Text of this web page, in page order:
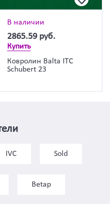
В наличии
2865.59 руб.
Купить
Ковролин Balta ITC
Schubert 23
IVC Sold
Betap